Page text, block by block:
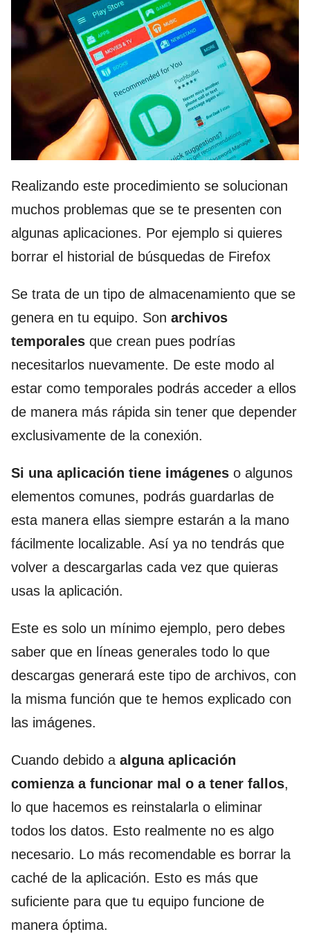
Realizando este procedimiento se solucionan
muchos problemas que se te presenten con
algunas aplicaciones. Por ejemplo si quieres
borrar el historial de búsquedas de Firefox
Se trata de un tipo de almacenamiento que se
genera en tu equipo. Son archivos
temporales que crean pues podrías
necesitarlos nuevamente. De este modo al
estar como temporales podrás acceder a ellos
de manera más rápida sin tener que depender
exclusivamente de la conexión.
Si una aplicación tiene imágenes o algunos
elementos comunes, podrás guardarlas de
esta manera ellas siempre estarán a la mano
fácilmente localizable. Así ya no tendrás que
volver a descargarlas cada vez que quieras
usas la aplicación.
Este es solo un mínimo ejemplo, pero debes
saber que en líneas generales todo lo que
descargas generará este tipo de archivos, con
la misma función que te hemos explicado con
las imágenes.
Cuando debido a alguna aplicación
comienza a funcionar mal o a tener fallos,
lo que hacemos es reinstalarla o eliminar
todos los datos. Esto realmente no es algo
necesario. Lo más recomendable es borrar la
caché de la aplicación. Esto es más que
suficiente para que tu equipo funcione de
manera óptima.